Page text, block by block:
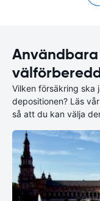
Vilken försäkring ska
depositionen? Läs
så att du kan välja